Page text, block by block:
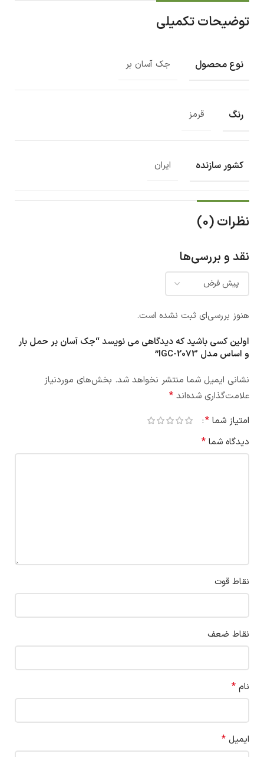
توضیحات تکمیلی
نوع محصول جک آسان بر
رنگ قرمز
کشور سازنده ایران
نظرات (0)
نقد و بررسی‌ها
هنوز بررسی‌ای ثبت نشده است.
اولین کسی باشید که دیدگاهی می نویسد “جک آسان بر حمل بار
و اساس مدل IGC-2073”
نشانی ایمیل شما منتشر نخواهد شد. بخش‌های موردنیاز
علامت‌گذاری شده‌اند *
امتیاز شما *
دیدگاه شما *
نقاط قوت
نقاط ضعف
نام *
ایمیل *